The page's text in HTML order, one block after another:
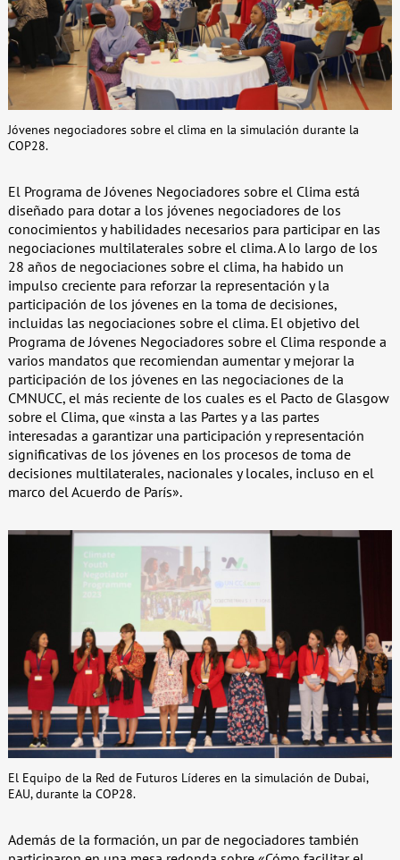
Jóvenes negociadores sobre el clima en la simulación durante la
COP28.
El Programa de Jóvenes Negociadores sobre el Clima está
diseñado para dotar a los jóvenes negociadores de los
conocimientos y habilidades necesarios para participar en las
negociaciones multilaterales sobre el clima. A lo largo de los
28 años de negociaciones sobre el clima, ha habido un
impulso creciente para reforzar la representación y la
participación de los jóvenes en la toma de decisiones,
incluidas las negociaciones sobre el clima. El objetivo del
Programa de Jóvenes Negociadores sobre el Clima responde a
varios mandatos que recomiendan aumentar y mejorar la
participación de los jóvenes en las negociaciones de la
CMNUCC, el más reciente de los cuales es el Pacto de Glasgow
sobre el Clima, que «insta a las Partes y a las partes
interesadas a garantizar una participación y representación
significativas de los jóvenes en los procesos de toma de
decisiones multilaterales, nacionales y locales, incluso en el
marco del Acuerdo de París».
El Equipo de la Red de Futuros Líderes en la simulación de Dubai,
EAU, durante la COP28.
Además de la formación, un par de negociadores también